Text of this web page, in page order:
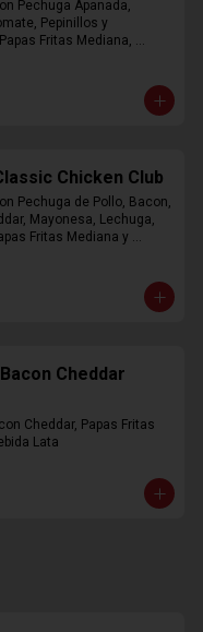
Pechuga Apanada,
Pepinillos y
Fritas Mediana,
Chicken Club
Pechuga de Pollo, Bacon,
Mayonesa, Lechuga,
Fritas Mediana y
Cheddar
Cheddar, Papas Fritas
Lata